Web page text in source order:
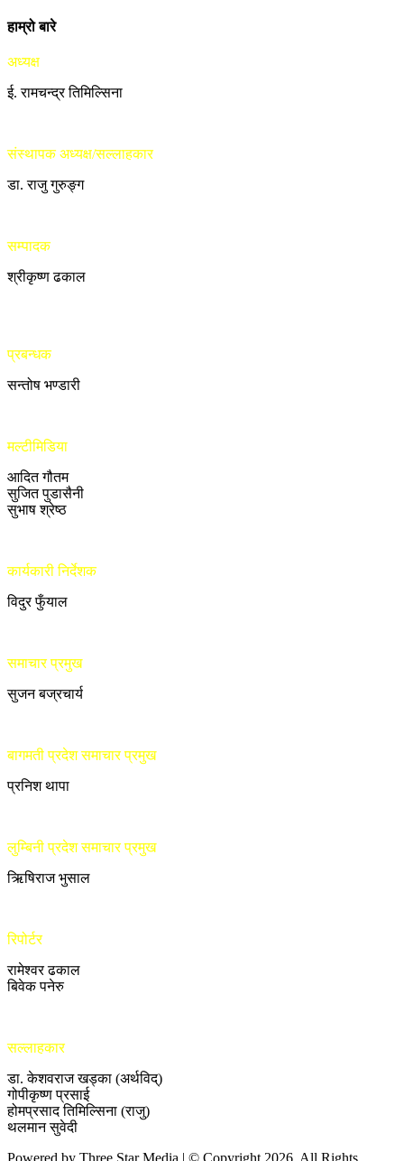
हाम्रो बारे
अध्यक्ष
ई. रामचन्द्र तिमिल्सिना
संस्थापक अध्यक्ष/सल्लाहकार
डा. राजु गुरुङ्ग
सम्पादक
श्रीकृष्ण ढकाल
प्रबन्धक
सन्तोष भण्डारी
मल्टीमिडिया
आदित गौतम
सुजित पुडासैनी
सुभाष श्रेष्ठ
कार्यकारी निर्देशक
विदुर फुँयाल
समाचार प्रमुख
सुजन बज्रचार्य
बागमती प्रदेश समाचार प्रमुख
प्रनिश थापा
लुम्बिनी प्रदेश समाचार प्रमुख
ऋिषिराज भुसाल
रिपोर्टर
रामेश्वर ढकाल
बिवेक पनेरु
सल्लाहकार
डा. केशवराज खड्का (अर्थविद्)
गोपीकृष्ण प्रसाई
होमप्रसाद तिमिल्सिना (राजु)
थलमान सुवेदी
Powered by Three Star Media | © Copyright 2026, All Rights